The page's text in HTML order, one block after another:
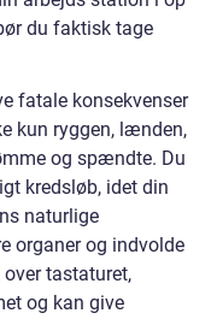
du faktisk tage
fatale konsekvenser
kun ryggen, lænden,
og spændte. Du
kredsløb, idet din
naturlige
organer og indvolde
tastaturet,
og kan give